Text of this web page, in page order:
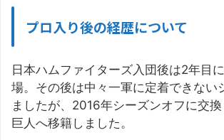
プロ入り後の経歴について
日本ハムファイターズ入団後は2年目
場。その後は中々一軍に定着できない
ましたが、2016年シーズンオフに交
巨人へ移籍しました。